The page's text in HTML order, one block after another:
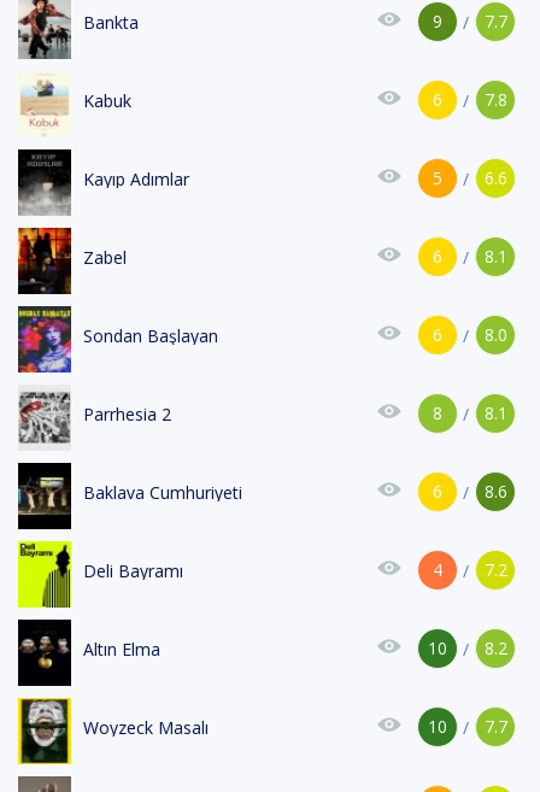
7.7
/
9
Bankta
7.8
/
6
Kabuk
6.6
/
5
Kayıp Adımlar
8.1
/
6
Zabel
8.0
/
6
Sondan Başlayan
8.1
/
8
Parrhesia 2
8.6
/
6
Baklava Cumhuriyeti
7.2
/
4
Deli Bayramı
8.2
/
10
Altın Elma
7.7
/
10
Woyzeck Masalı